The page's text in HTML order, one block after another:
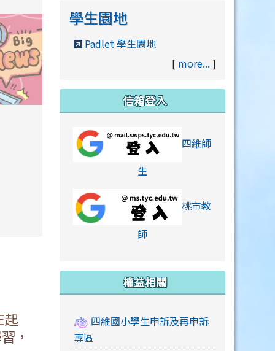
xiaohongshu.html
xiaohongshu.html
起
，
學生園地
Padlet 學生園地
[ more... ]
信箱登入
四維師
生link to https://
桃市教
師link to https://
權益相關
四維國小學生申訴及再申訴
專區